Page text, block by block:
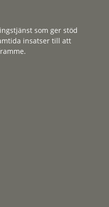
som ger stöd
insatser till att